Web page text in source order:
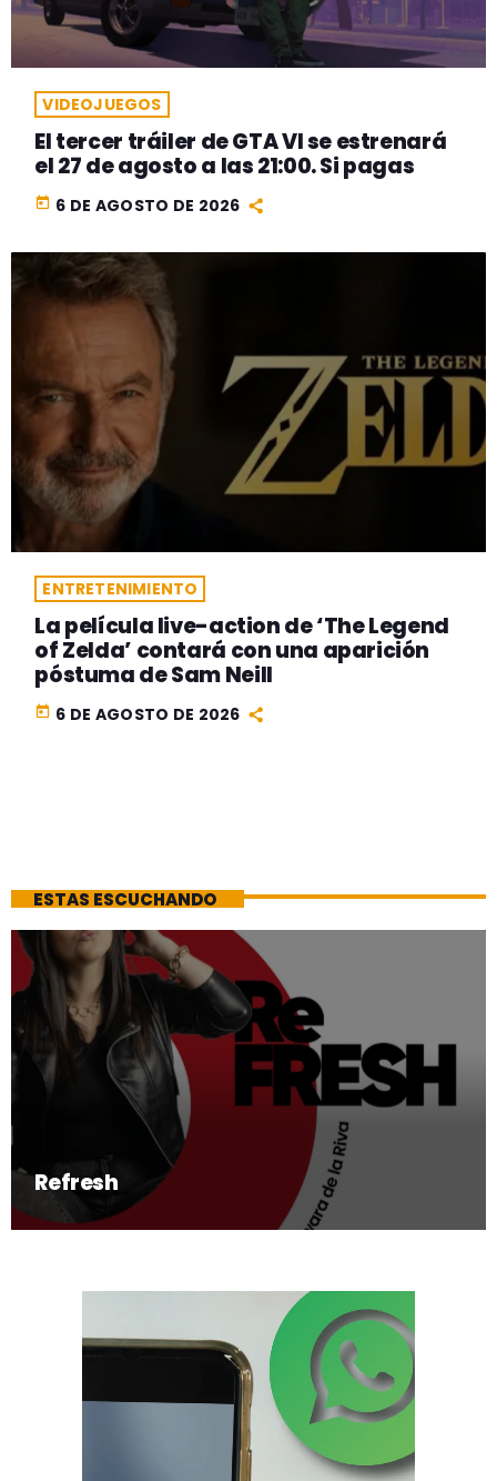
VIDEOJUEGOS
El tercer tráiler de GTA VI se estrenará
el 27 de agosto a las 21:00. Si pagas
today 6 DE AGOSTO DE 2026
ENTRETENIMIENTO
La película live-action de ‘The Legend
of Zelda’ contará con una aparición
póstuma de Sam Neill
today 6 DE AGOSTO DE 2026
ESTAS ESCUCHANDO
Refresh